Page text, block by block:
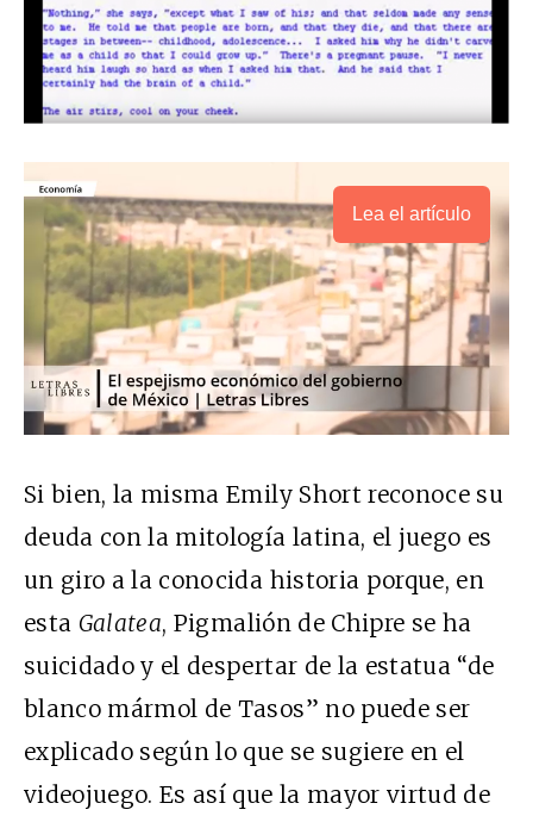
Lea el artículo
Si bien, la misma Emily Short reconoce su
deuda con la mitología latina, el juego es
un giro a la conocida historia porque, en
esta Galatea, Pigmalión de Chipre se ha
suicidado y el despertar de la estatua “de
blanco mármol de Tasos” no puede ser
explicado según lo que se sugiere en el
videojuego. Es así que la mayor virtud de